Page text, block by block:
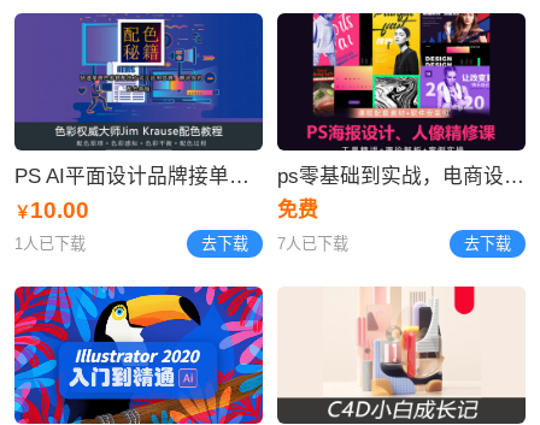
PS AI平面设计品牌接单项目实战营/配色/版式/字体logo
￥ 10.00
1人已下载 去下载
ps零基础到实战，电商设计/平面设计/UI设计/商业插画/C4D
免费
7人已下载 去下载